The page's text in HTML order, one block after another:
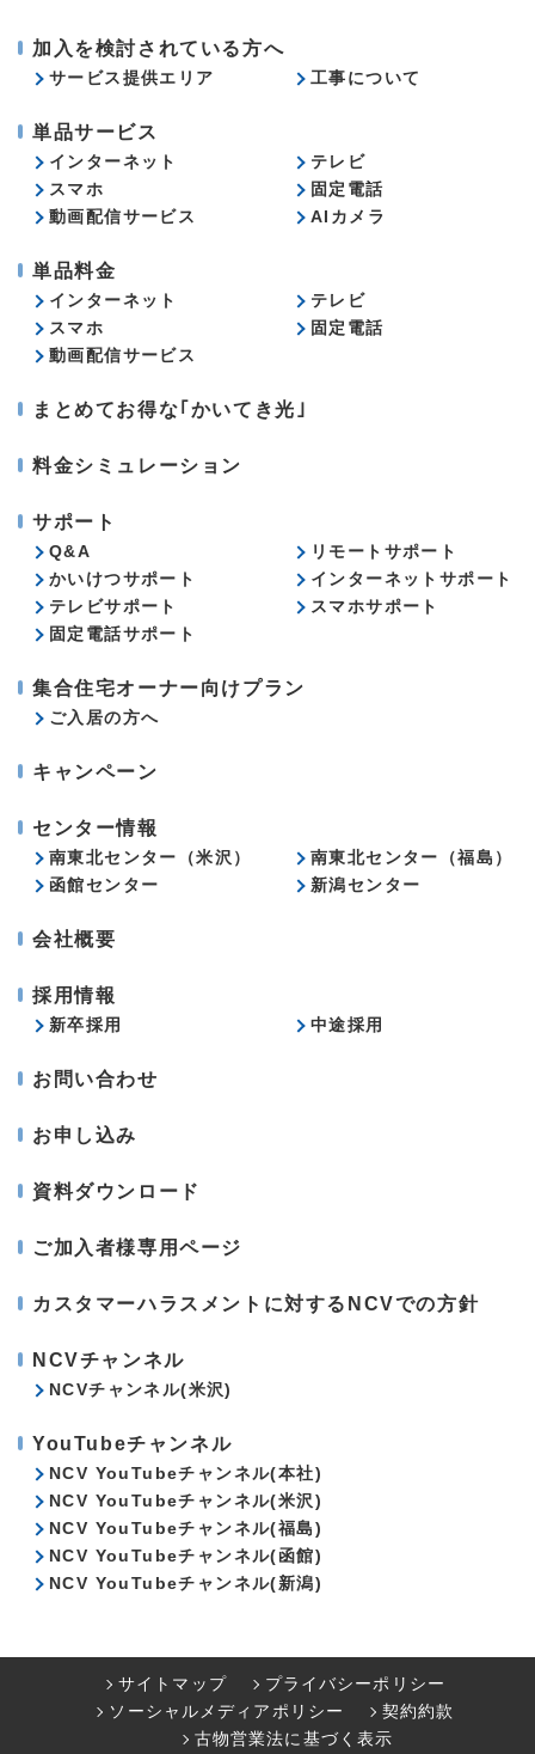
加入を検討されている方へ
サービス提供エリア 工事について
単品サービス
インターネット
テレビ
スマホ
固定電話
動画配信サービス
AIカメラ
単品料金
インターネット
テレビ
スマホ
固定電話
動画配信サービス
まとめてお得な｢かいてき光｣
料金シミュレーション
サポート
Q&A
リモートサポート
かいけつサポート
インターネットサポート
テレビサポート
スマホサポート
固定電話サポート
集合住宅オーナー向けプラン
ご入居の方へ
キャンペーン
センター情報
南東北センター（米沢）
南東北センター（福島）
函館センター
新潟センター
会社概要
採用情報
新卒採用 中途採用
お問い合わせ
お申し込み
資料ダウンロード
ご加入者様専用ページ
カスタマーハラスメントに対するNCVでの方針
NCVチャンネル
NCVチャンネル(米沢)
YouTubeチャンネル
NCV YouTubeチャンネル(本社)
NCV YouTubeチャンネル(米沢)
NCV YouTubeチャンネル(福島)
NCV YouTubeチャンネル(函館)
NCV YouTubeチャンネル(新潟)
サイトマップ
プライバシーポリシー
ソーシャルメディアポリシー
契約約款
古物営業法に基づく表示